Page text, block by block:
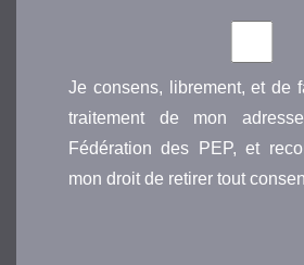
Je consens, librement, et de
traitement de mon
Fédération des PEP, et
mon droit de retirer tout